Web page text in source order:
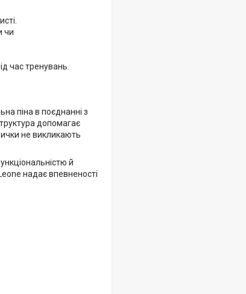
чи
час тренувань.
піна в поєднанні з
допомагає
не викликають
й
надає впевненості